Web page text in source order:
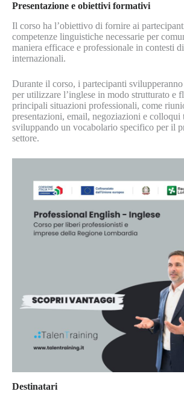
Presentazione e obiettivi formativi
Il corso ha l’obiettivo di fornire ai
competenze linguistiche necessarie per
maniera efficace e professionale in contesti
internazionali.
Durante il corso, i partecipanti
per utilizzare l’inglese in modo strutturato e
principali situazioni professionali, come
presentazioni, email, negoziazioni e colloqui
sviluppando un vocabolario specifico per il
settore.
Destinatari